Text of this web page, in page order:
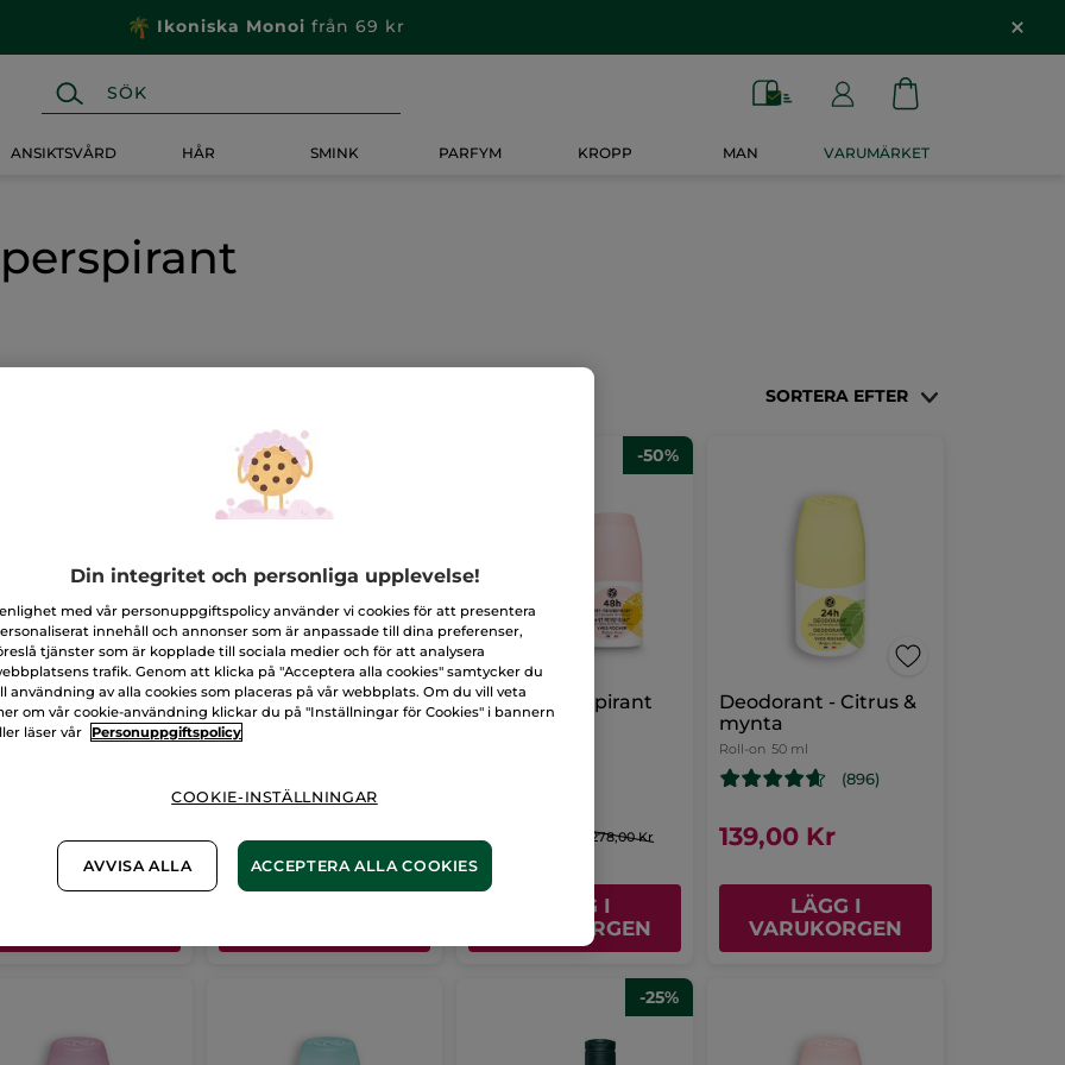
Ikoniska Monoi från 69 kr
ANSIKTSVÅRD HÅR SMINK PARFYM KROPP MAN VARUMÄRKET
SORTERA EFTER
deodorant -
& ekologisk
Kr
DuoDeal deodorant -
Citrus & mynta
139,00 Kr
-50%
Duo antiperspirant
48h
139,00 Kr 278,00 Kr
LÄGG I
VARUKORGEN
Deodorant - Citrus &
mynta
Roll-on 50 ml
(896)
139,00 Kr
LÄGG I
VARUKORGEN
-25%
Din integritet och personliga upplevelse!
med vår personuppgiftspolicy använder vi cookies för att presentera
innehåll och annonser som är anpassade till dina preferenser,
tjänster som är kopplade till sociala medier och för att analysera
trafik. Genom att klicka på "Acceptera alla cookies" samtycker du
användning av alla cookies som placeras på vår webbplats. Om du vill veta
om vår cookie-användning klickar du på "Inställningar för Cookies" i bannern
läser vår
Personuppgiftspolicy
COOKIE-INSTÄLLNINGAR
AVVISA ALLA ACCEPTERA ALLA COOKIES